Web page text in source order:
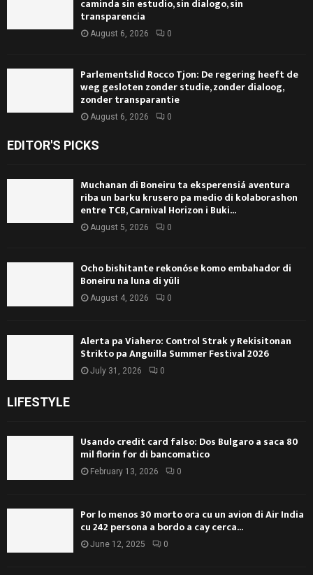
caminda sin estudio, sin dialogo, sin
transparencia
August 6, 2026 0
Parlementslid Rocco Tjon: De regering heeft de
weg gesloten zonder studie, zonder dialoog,
zonder transparantie
August 6, 2026 0
EDITOR'S PICKS
Muchanan di Boneiru ta eksperensiá aventura
riba un barku krusero pa medio di kolaborashon
entre TCB, Carnival Horizon i Buki...
August 5, 2026 0
Ocho bishitante rekonóse komo embahador di
Boneiru na luna di yüli
August 4, 2026 0
Alerta pa Viahero: Control Strak y Rekisitonan
Strikto pa Anguilla Summer Festival 2026
July 31, 2026 0
LIFESTYLE
Usando credit card falso: Dos Bulgaro a saca 80
mil florin for di bancomatico
February 13, 2026 0
Por lo menos 30 morto ora cu un avion di Air India
cu 242 persona a bordo a cay cerca...
June 12, 2025 0